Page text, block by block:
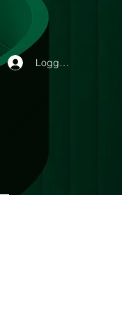
Logga in